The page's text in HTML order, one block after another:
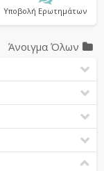
Υποβολή Ερωτημάτων
Άνοιγμα Όλων